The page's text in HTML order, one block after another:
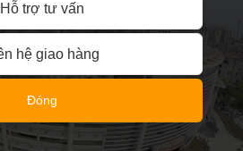
Hỗ trợ tư vấn
hệ giao hàng
Đóng